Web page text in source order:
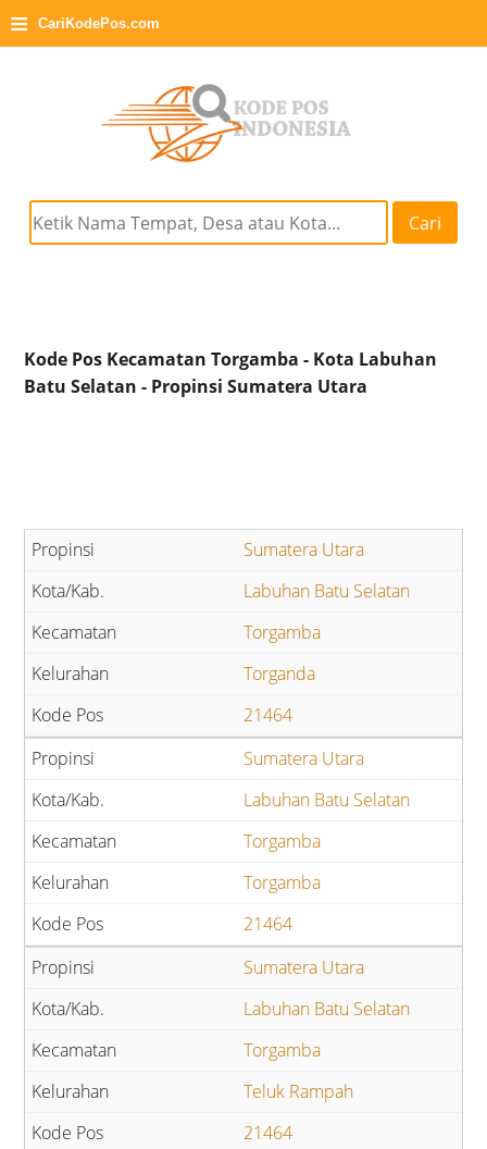
≡ CariKodePos.com
Cari
Kode Pos Kecamatan Torgamba - Kota Labuhan
Batu Selatan - Propinsi Sumatera Utara
Sumatera Utara
Labuhan Batu Selatan
Torgamba
Torganda
21464
Sumatera Utara
Labuhan Batu Selatan
Torgamba
Torgamba
21464
Sumatera Utara
Labuhan Batu Selatan
Torgamba
Teluk Rampah
21464